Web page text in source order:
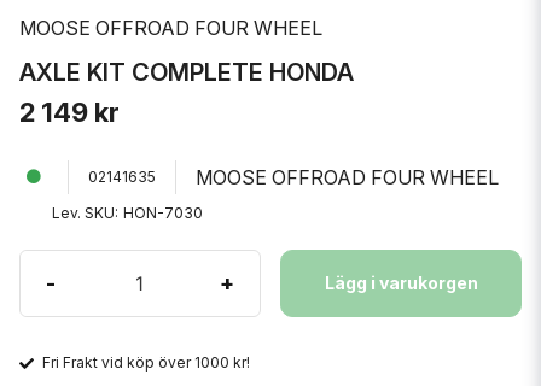
MOOSE OFFROAD FOUR WHEEL
AXLE KIT COMPLETE HONDA
2 149 kr
02141635 MOOSE OFFROAD FOUR WHEEL
Lev. SKU: HON-7030
- + Lägg i varukorgen
Fri Frakt vid köp över 1000 kr!